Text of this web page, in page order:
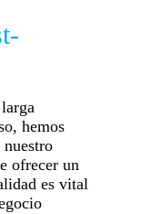
hemos
ofrecer un
es vital